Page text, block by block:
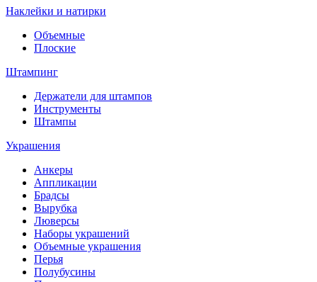
Наклейки и натирки
Объемные
Плоские
Штампинг
Держатели для штампов
Инструменты
Штампы
Украшения
Анкеры
Аппликации
Брадсы
Вырубка
Люверсы
Наборы украшений
Объемные украшения
Перья
Полубусины